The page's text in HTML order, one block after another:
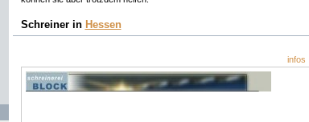
Schreiner in Hessen
infos